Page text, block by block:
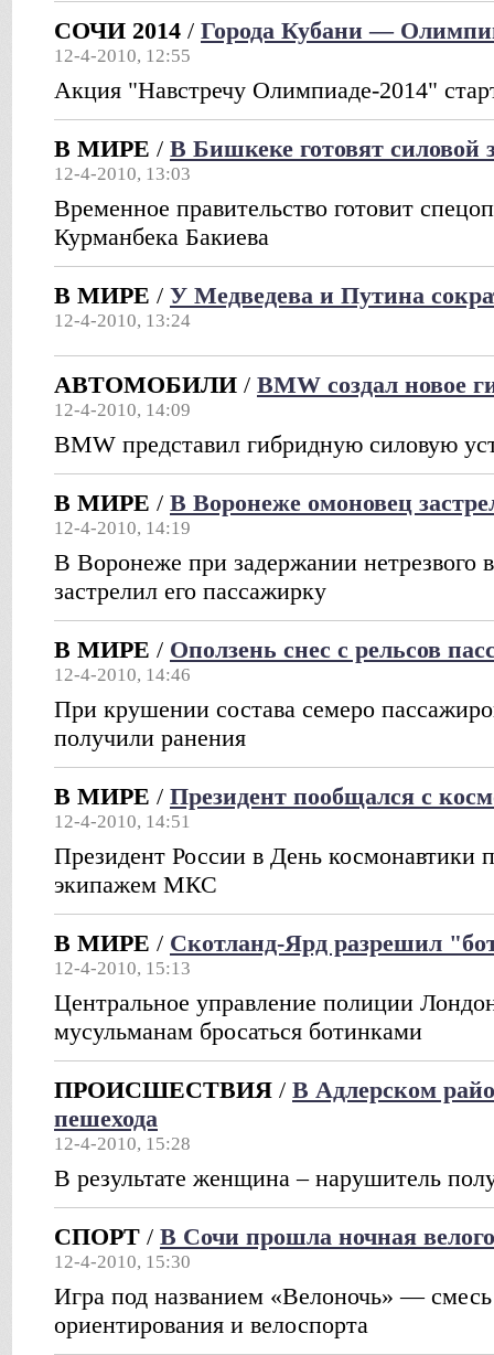
СОЧИ 2014 / Города Кубани —
12-4-2010, 12:55
Акция "Навстречу Олимпиаде-2014"
В МИРЕ / В Бишкеке готовят силовой
12-4-2010, 13:03
Временное правительство готовит
Курманбека Бакиева
В МИРЕ / У Медведева и Путина
12-4-2010, 13:24
АВТОМОБИЛИ / BMW создал новое
12-4-2010, 14:09
BMW представил гибридную силовую
В МИРЕ / В Воронеже омоновец
12-4-2010, 14:19
В Воронеже при задержании нетрезвого
застрелил его пассажирку
В МИРЕ / Оползень снес с рельсов
12-4-2010, 14:46
При крушении состава семеро
получили ранения
В МИРЕ / Президент пообщался с
12-4-2010, 14:51
Президент России в День космонавтики
экипажем МКС
В МИРЕ / Скотланд-Ярд разрешил
12-4-2010, 15:13
Центральное управление полиции
мусульманам бросаться ботинками
ПРОИСШЕСТВИЯ / В Адлерском
пешехода
12-4-2010, 15:28
В результате женщина – нарушитель
СПОРТ / В Сочи прошла ночная
12-4-2010, 15:30
Игра под названием «Велоночь» — смесь
ориентирования и велоспорта